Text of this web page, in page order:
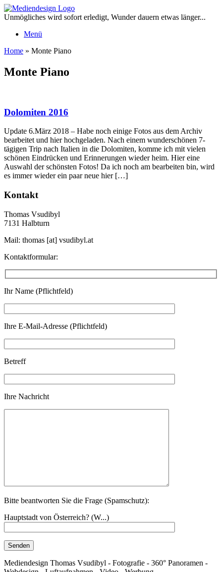
Zum
Inhalt
Unmögliches wird sofort erledigt, Wunder dauern etwas länger...
Menü
Home » Monte Piano
Monte Piano
Dolomiten 2016
Update 6.März 2018 – Habe noch einige Fotos aus dem Archiv
bearbeitet und hier hochgeladen. Nach einem wunderschönen 7-
tägigen Trip nach Italien in die Dolomiten, komme ich mit vielen
schönen Eindrücken und Erinnerungen wieder heim. Hier eine
Auswahl der schönsten Fotos! Da ich noch am bearbeiten bin, wird
es immer wieder ein paar neue hier […]
Kontakt
Thomas Vsudibyl
7131 Halbturn
Mail: thomas [at] vsudibyl.at
Kontaktformular:
Ihr Name (Pflichtfeld)
Ihre E-Mail-Adresse (Pflichtfeld)
Betreff
Ihre Nachricht
Bitte beantworten Sie die Frage (Spamschutz):
Hauptstadt von Österreich? (W...)
Mediendesign Thomas Vsudibyl - Fotografie - 360° Panoramen -